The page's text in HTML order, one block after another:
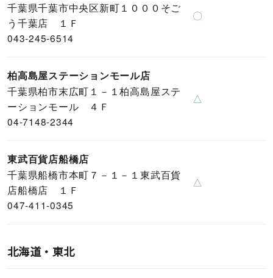
千葉県千葉市中央区新町１０００そご
う千葉店 １Ｆ
043-245-6514
〇
柏高島屋ステーションモール店
千葉県柏市末広町１－１柏高島屋ステ
ーションモール ４Ｆ
04-7148-2344
△
東武百貨店船橋店
千葉県船橋市本町７－１－１東武百貨
店船橋店 １Ｆ
047-411-0345
△
北海道・東北